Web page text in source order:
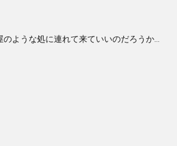
ような処に連れて来ていいのだろうか…